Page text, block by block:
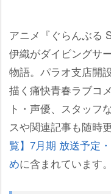
アニメ『ぐらんぶる
伊織がダイビングサ
物語。パラオ支店開
描く痛快青春ラブコ
ト・声優、スタッフ
スや関連記事も随時
覧】7月期 放送予定
めに含まれています。